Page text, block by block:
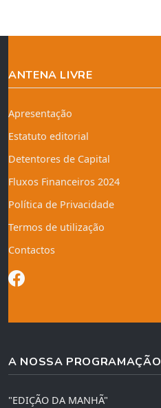
ANTENA LIVRE
Apresentação
Estatuto editorial
Detentores de Capital
Fluxos Financeiros 2024
Política de Privacidade
Termos de utilização
Contactos
A NOSSA PROGRAMAÇÃO
"EDIÇÃO DA MANHÃ"